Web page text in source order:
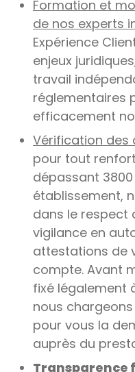
Formation et
de nos experts
Expérience
enjeux
travail
réglementaires
efficacement
Vérification des
pour tout
dépassant
établissement,
dans le respect
vigilance en
attestations de
compte. Avant
fixé légalement
nous
pour vous la
auprès du
Transparence